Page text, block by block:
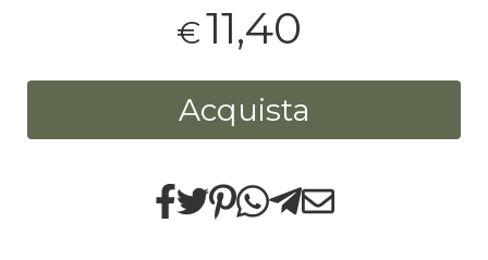
€11,40
Acquista